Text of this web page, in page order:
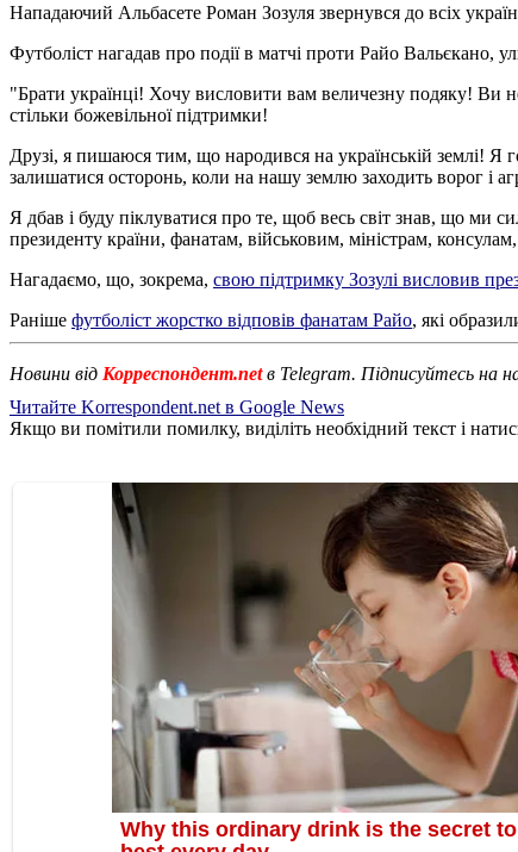
Нападаючий Альбасете Роман Зозуля звернувся до всіх
Футболіст нагадав про події в матчі проти Райо Вальєкано,
"Брати українці! Хочу висловити вам величезну подяку! Ви
стільки божевільної підтримки!
Друзі, я пишаюся тим, що народився на українській землі! Я
залишатися осторонь, коли на нашу землю заходить ворог і
Я дбав і буду піклуватися про те, щоб весь світ знав, що ми
президенту країни, фанатам, військовим, міністрам,
Нагадаємо, що, зокрема, свою підтримку Зозулі висловив
Раніше футболіст жорстко відповів фанатам Райо, які
Новини від Корреспондент.netв Telegram. Підписуйтесь на
Читайте Korrespondent.net в Google News
Якщо ви помітили помилку, виділіть необхідний текст і